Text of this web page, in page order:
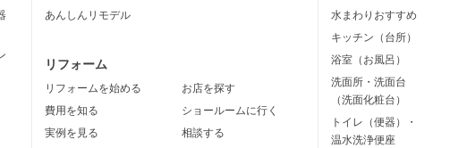
あんしんリモデル
リフォーム
リフォームを始める
費用を知る
実例を見る
お店を探す
ショールームに行く
相談する
水まわりおすすめ
キッチン（台所）
浴室（お風呂）
洗面所・洗面台
（洗面化粧台）
トイレ（便器）・
温水洗浄便座